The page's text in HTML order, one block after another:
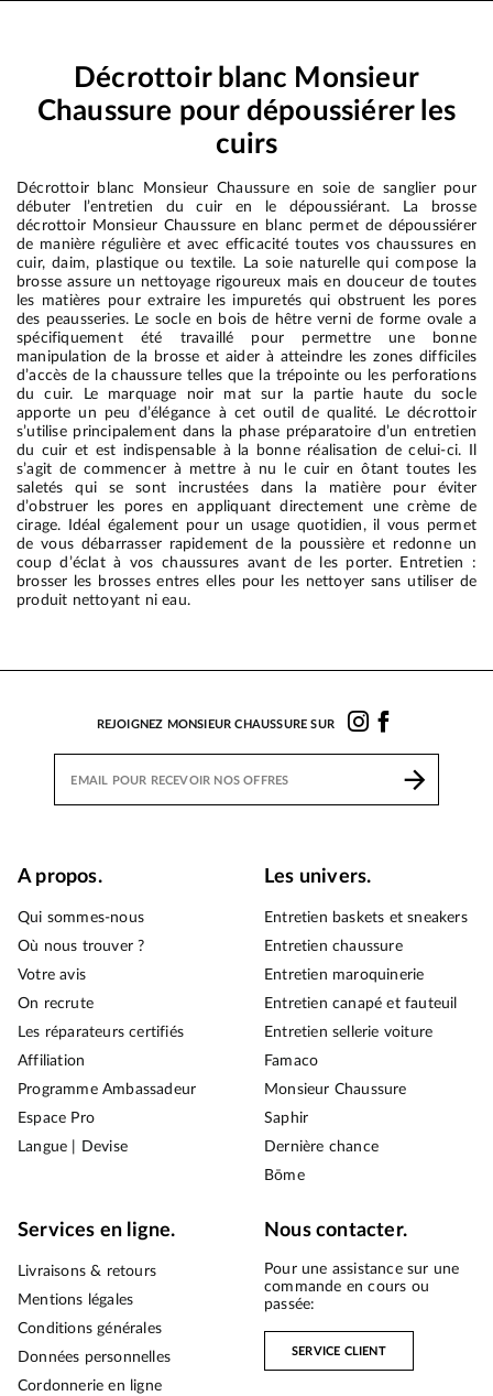
Décrottoir blanc Monsieur
Chaussure pour dépoussiérer les
cuirs
Décrottoir blanc Monsieur Chaussure en soie de sanglier pour
débuter l’entretien du cuir en le dépoussiérant. La brosse
décrottoir Monsieur Chaussure en blanc permet de dépoussiérer
de manière régulière et avec efficacité toutes vos chaussures en
cuir, daim, plastique ou textile. La soie naturelle qui compose la
brosse assure un nettoyage rigoureux mais en douceur de toutes
les matières pour extraire les impuretés qui obstruent les pores
des peausseries. Le socle en bois de hêtre verni de forme ovale a
spécifiquement été travaillé pour permettre une bonne
manipulation de la brosse et aider à atteindre les zones difficiles
d’accès de la chaussure telles que la trépointe ou les perforations
du cuir. Le marquage noir mat sur la partie haute du socle
apporte un peu d’élégance à cet outil de qualité. Le décrottoir
s’utilise principalement dans la phase préparatoire d’un entretien
du cuir et est indispensable à la bonne réalisation de celui-ci. Il
s’agit de commencer à mettre à nu le cuir en ôtant toutes les
saletés qui se sont incrustées dans la matière pour éviter
d’obstruer les pores en appliquant directement une crème de
cirage. Idéal également pour un usage quotidien, il vous permet
de vous débarrasser rapidement de la poussière et redonne un
coup d’éclat à vos chaussures avant de les porter. Entretien :
brosser les brosses entres elles pour les nettoyer sans utiliser de
produit nettoyant ni eau.
REJOIGNEZ MONSIEUR CHAUSSURE SUR
A propos.
Qui sommes-nous
Où nous trouver ?
Votre avis
On recrute
Les réparateurs certifiés
Affiliation
Programme Ambassadeur
Espace Pro
Langue | Devise
Les univers.
Entretien baskets et sneakers
Entretien chaussure
Entretien maroquinerie
Entretien canapé et fauteuil
Entretien sellerie voiture
Famaco
Monsieur Chaussure
Saphir
Dernière chance
Bōme
Services en ligne.
Livraisons & retours
Mentions légales
Conditions générales
Données personnelles
Cordonnerie en ligne
Nous contacter.
Pour une assistance sur une
commande en cours ou
passée:
SERVICE CLIENT